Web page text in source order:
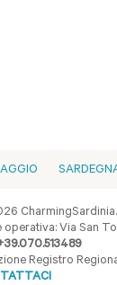
operativa: Via San
Registro